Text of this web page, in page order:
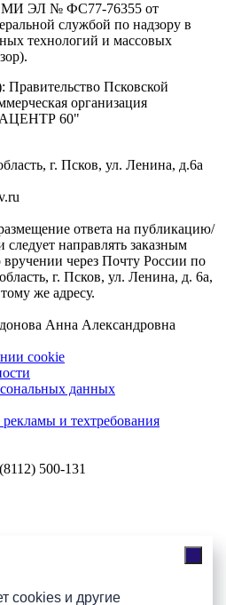
cookies и другие
ЭЛ № ФС77-76355 от
службой по надзору в
технологий и массовых
Правительство Псковской
организация
60"
г. Псков, ул. Ленина, д.6а
ответа на публикацию/
направлять заказным
через Почту России по
г. Псков, ул. Ленина, д. 6а,
же адресу.
Анна Александровна
cookie
данных
и техтребования
500-131